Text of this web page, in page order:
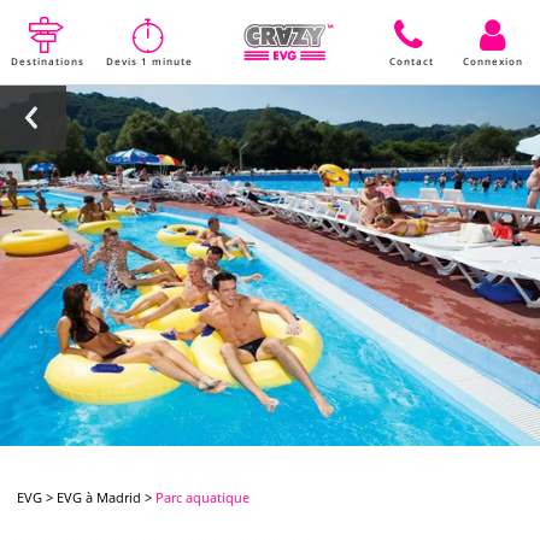
Destinations Devis 1 minute Contact Connexion
EVG > EVG à Madrid > Parc aquatique